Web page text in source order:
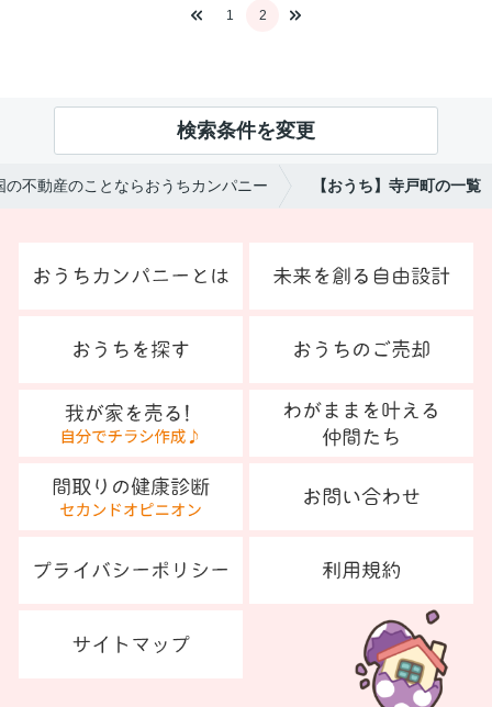
1 2
検索条件を変更
の不動産のことならおうちカンパニー 【おうち】寺戸町の一覧